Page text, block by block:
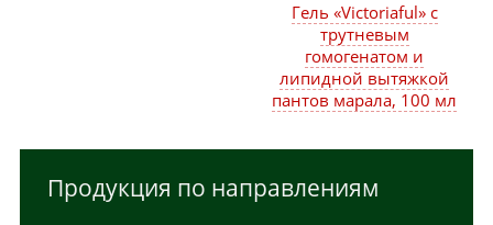
Гель «Victoriaful» с
трутневым
гомогенатом и
липидной вытяжкой
пантов марала, 100 мл
Продукция по направлениям